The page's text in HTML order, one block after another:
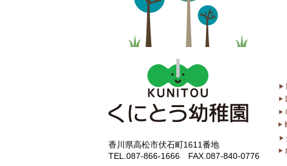
香川県高松市伏石町1611番地
TEL.087-866-1666 FAX.087-840-0776